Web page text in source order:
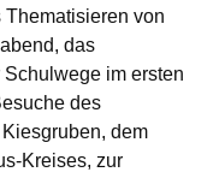
Thematisieren von
das
im ersten
des
dem
Kreises, zur